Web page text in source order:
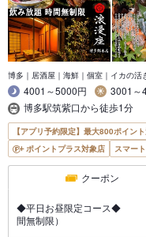
博多｜居酒屋｜海鮮｜個室｜イカの活
4001～5000円
3001～
博多駅筑紫口から徒歩1分
【アプリ予約限定】最大800ポイン
ポイントプラス対象店
スマー
クーポン
◆平日お昼限定コース◆
間無制限）